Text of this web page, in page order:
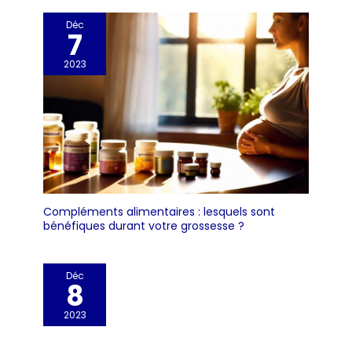
Déc
7
2023
Compléments alimentaires : lesquels sont
bénéfiques durant votre grossesse ?
Déc
8
2023